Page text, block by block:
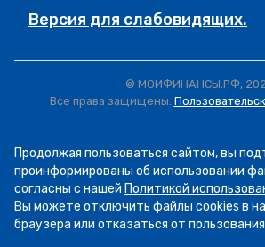
Версия для слабовидящих.
© МОИФИНАНСЫ.РФ,
Все права защищены.
Продолжая пользоваться сайтом, вы
проинформированы об использовании
согласны с нашей Политикой
Вы можете отключить файлы cookies в
браузера или отказаться от